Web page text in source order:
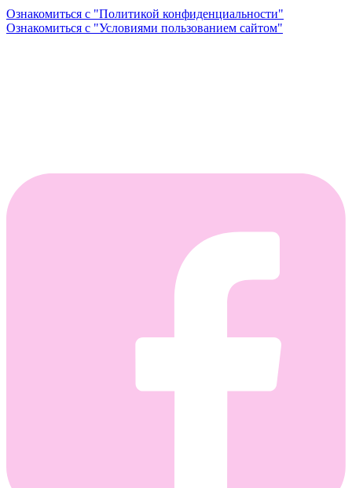
Ознакомиться с "Политикой конфиденциальности"
Ознакомиться с "Условиями пользованием сайтом"